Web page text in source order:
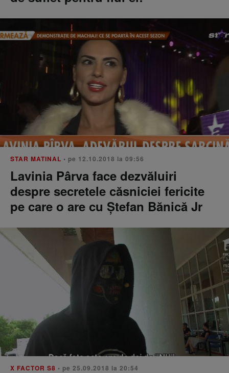
STAR MATINAL • pe 12.10.2018 la 09:56
Lavinia Pârva face dezvăluiri
despre secretele căsniciei fericite
pe care o are cu Ștefan Bănică Jr
X FACTOR S8 • pe 25.09.2018 la 20:54